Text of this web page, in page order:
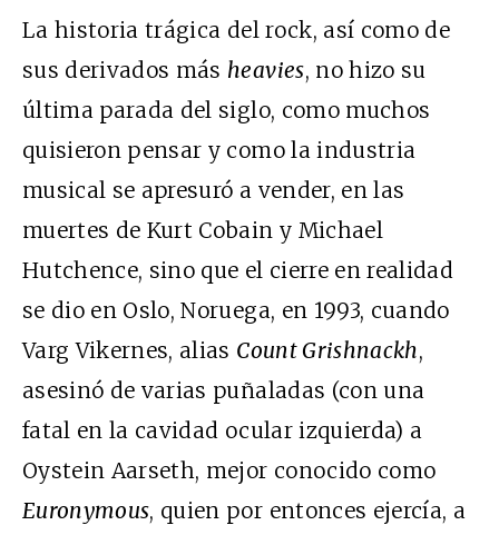
La historia trágica del rock, así como de
sus derivados más heavies, no hizo su
última parada del siglo, como muchos
quisieron pensar y como la industria
musical se apresuró a vender, en las
muertes de Kurt Cobain y Michael
Hutchence, sino que el cierre en realidad
se dio en Oslo, Noruega, en 1993, cuando
Varg Vikernes, alias Count Grishnackh,
asesinó de varias puñaladas (con una
fatal en la cavidad ocular izquierda) a
Oystein Aarseth, mejor conocido como
Euronymous, quien por entonces ejercía, a